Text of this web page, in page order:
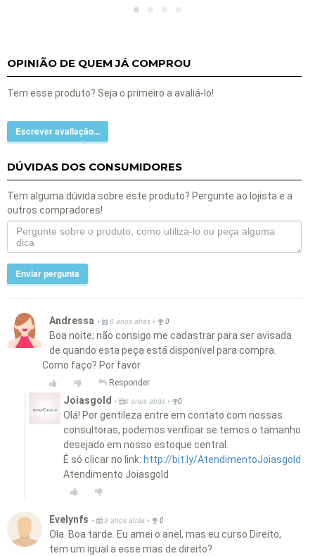
OPINIÃO DE QUEM JÁ COMPROU
Tem esse produto? Seja o primeiro a avaliá-lo!
Escrever avaliação...
DÚVIDAS DOS CONSUMIDORES
Tem alguma dúvida sobre este produto? Pergunte ao lojista e a
outros compradores!
Enviar pergunta
Andressa • 6 anos atrás • 0
Boa noite; não consigo me cadastrar para ser avisada
de quando esta peça está disponível para compra.
Como faço? Por favor
Responder
Joiasgold • 6 anos atrás • 0
Olá! Por gentileza entre em contato com nossas
consultoras, podemos verificar se temos o tamanho
desejado em nosso estoque central.
É só clicar no link: http://bit.ly/AtendimentoJoiasgold
Atendimento Joiasgold
Evelynfs • 9 anos atrás • 0
Ola. Boa tarde. Eu amei o anel, mas eu curso Direito,
tem um igual a esse mas de direito?